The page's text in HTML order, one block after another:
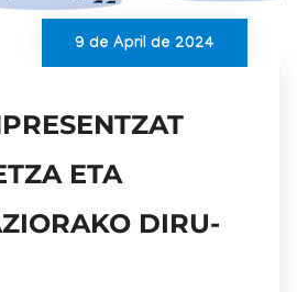
9 de April de 2024
ETA
DIRU-